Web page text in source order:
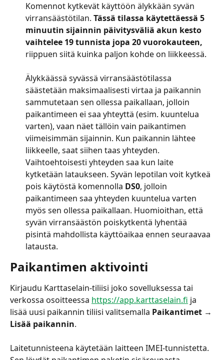
Komennot kytkevät käyttöön älykkään syvän
virransäästötilan. Tässä tilassa käytettäessä 5
minuutin sijainnin päivitysväliä akun kesto
vaihtelee 19 tunnista jopa 20 vuorokauteen,
riippuen siitä kuinka paljon kohde on liikkeessä.
Älykkäässä syvässä virransäästötilassa
säästetään maksimaalisesti virtaa ja paikannin
sammutetaan sen ollessa paikallaan, jolloin
paikantimeen ei saa yhteyttä (esim. kuuntelua
varten), vaan näet tällöin vain paikantimen
viimeisimmän sijainnin. Kun paikannin lähtee
liikkeelle, saat siihen taas yhteyden.
Vaihtoehtoisesti yhteyden saa kun laite
kytketään lataukseen. Syvän lepotilan voit kytkeä
pois käytöstä komennolla DS0, jolloin
paikantimeen saa yhteyden kuuntelua varten
myös sen ollessa paikallaan. Huomioithan, että
syvän virransäästön poiskytkentä lyhentää
pisintä mahdollista käyttöaikaa ennen seuraavaa
latausta.
Paikantimen aktivointi
Kirjaudu Karttaselain-tiliisi joko sovelluksessa tai
verkossa osoitteessa https://app.karttaselain.fi ja
lisää uusi paikannin tiliisi valitsemalla Paikantimet →
Lisää paikannin.
Laitetunnisteena käytetään laitteen IMEI-tunnistetta.